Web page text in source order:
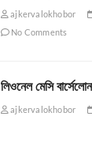
ajkervalokhobor
No Comments
লিওনেল মেসি
ajkervalokhobor